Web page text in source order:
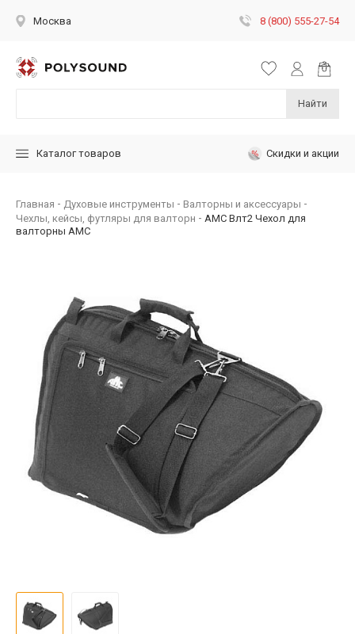
Москва 8 (800) 555-27-54
Найти
Каталог товаров Скидки и акции
Главная Духовые инструменты
Валторны и аксессуары
Чехлы, кейсы, футляры для валторн
AMC Влт2 Чехол для
валторны АМС